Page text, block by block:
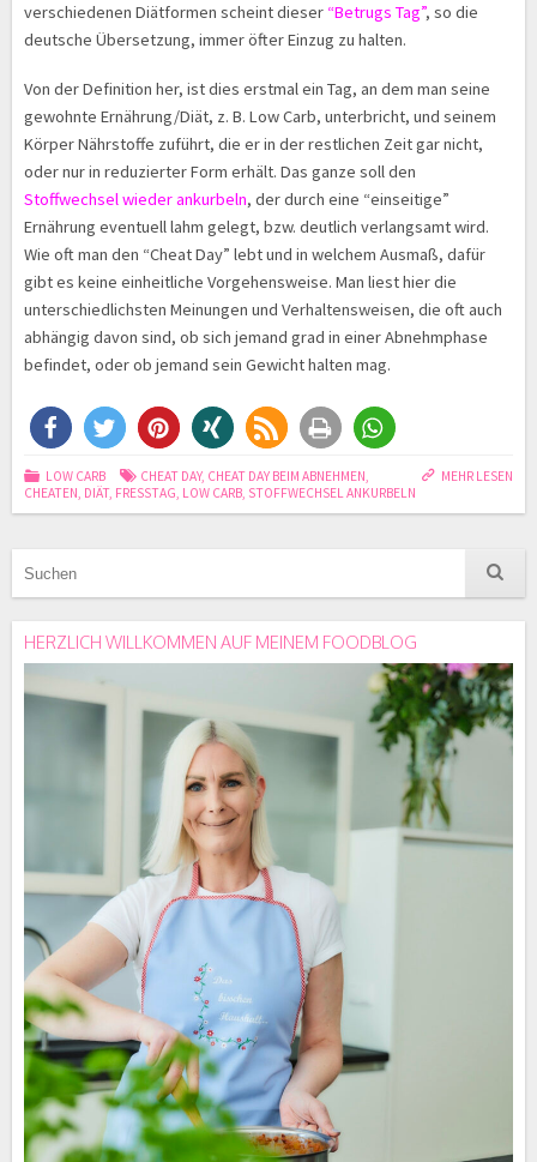
verschiedenen Diätformen scheint dieser “Betrugs Tag”, so die
deutsche Übersetzung, immer öfter Einzug zu halten.
Von der Definition her, ist dies erstmal ein Tag, an dem man seine
gewohnte Ernährung/Diät, z. B. Low Carb, unterbricht, und seinem
Körper Nährstoffe zuführt, die er in der restlichen Zeit gar nicht,
oder nur in reduzierter Form erhält. Das ganze soll den
Stoffwechsel wiederankurbeln, der durch eine “einseitige”
Ernährung eventuell lahm gelegt, bzw. deutlich verlangsamt wird.
Wie oft man den “Cheat Day” lebt und in welchem Ausmaß, dafür
gibt es keine einheitliche Vorgehensweise. Man liest hier die
unterschiedlichsten Meinungen und Verhaltensweisen, die oft auch
abhängig davon sind, ob sich jemand grad in einer Abnehmphase
befindet, oder ob jemand sein Gewicht halten mag.
MEHR LESEN
LOW CARB CHEAT DAY, CHEAT DAY BEIM ABNEHMEN,
CHEATEN, DIÄT, FRESSTAG, LOW CARB, STOFFWECHSEL ANKURBELN
HERZLICH WILLKOMMEN AUF MEINEM FOODBLOG